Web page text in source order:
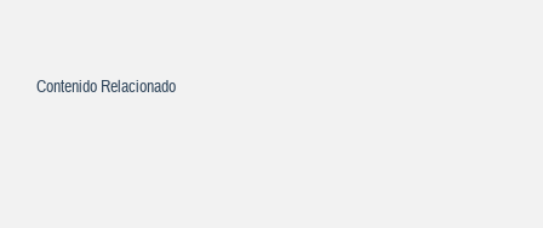
Contenido Relacionado